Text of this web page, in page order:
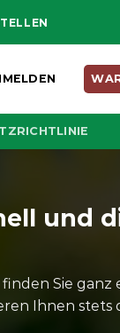
und
Sie
Ihnen stets